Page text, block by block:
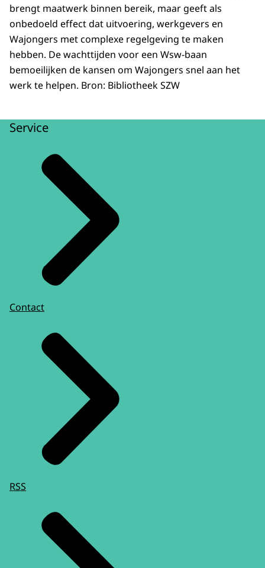
brengt maatwerk binnen bereik, maar geeft als
onbedoeld effect dat uitvoering, werkgevers en
Wajongers met complexe regelgeving te maken
hebben. De wachttijden voor een Wsw-baan
bemoeilijken de kansen om Wajongers snel aan het
werk te helpen. Bron: Bibliotheek SZW
Service
Contact
RSS